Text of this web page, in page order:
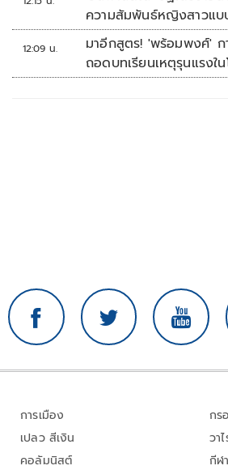
ความสัมพันธ์หญิงสาวแบ
12:09 น.
มาอีกสูตร! 'พร้อมพงศ์'
ถอดบทเรียนเหตุรุนแรงใน
การเมือง
เปลว สีเงิน
คอลัมนิสต์
กร
วา
กีฬา